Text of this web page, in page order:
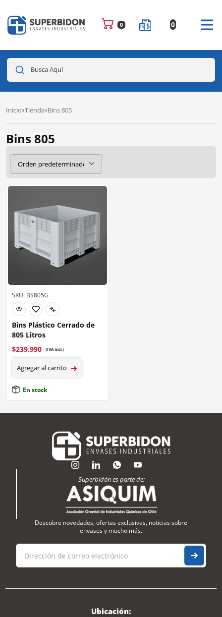
0 0
Busca Aquí
Inicio Tienda Bins 805
Bins 805
SKU: BS805G
Bins Plástico Cerrado de
805 Litros
$239.990 (IVA incl.)
Agregar al carrito
En stock
Superbidón es parte de:
Descubre novedades, ofertas exclusivas, noticias sobre
envases y mucho más.
Ubicación: